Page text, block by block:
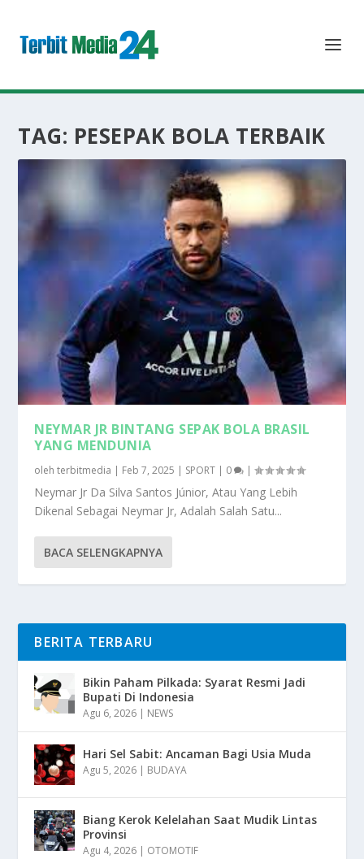
TAG: PESEPAK BOLA TERBAIK
NEYMAR JR BINTANG SEPAK BOLA BRASIL
YANG MENDUNIA
olehterbitmedia | Feb 7, 2025 | SPORT | 0 |
Neymar Jr Da Silva Santos Júnior, Atau Yang Lebih
Dikenal Sebagai Neymar Jr, Adalah Salah Satu...
BACA SELENGKAPNYA
BERITA TERBARU
Bikin Paham Pilkada: Syarat Resmi Jadi
Bupati Di Indonesia
Agu 6, 2026 | NEWS
Hari Sel Sabit: Ancaman Bagi Usia Muda
Agu 5, 2026 | BUDAYA
Biang Kerok Kelelahan Saat Mudik Lintas
Provinsi
Agu 4, 2026 | OTOMOTIF